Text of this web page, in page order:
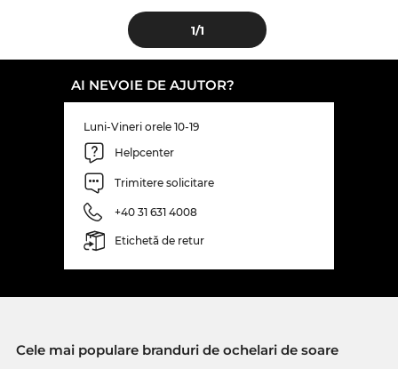
1/1
AI NEVOIE DE AJUTOR?
Luni-Vineri orele 10-19
Helpcenter
Trimitere solicitare
+40 31 631 4008
Etichetă de retur
Cele mai populare branduri de ochelari de soare